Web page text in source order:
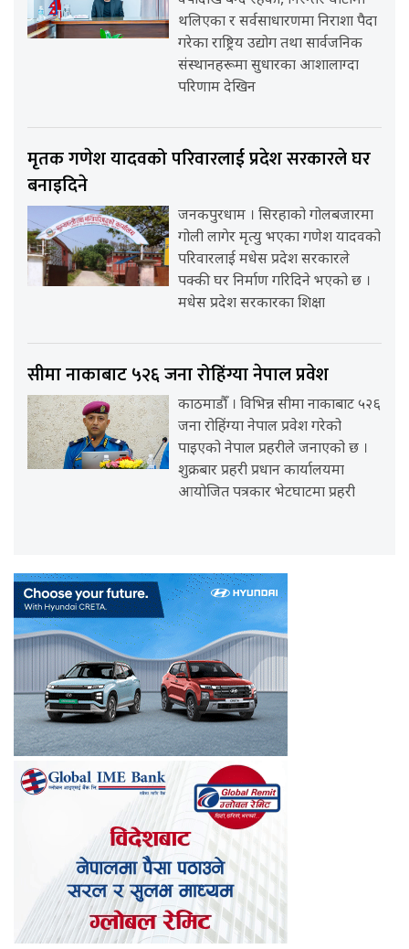
थलिएका र सर्वसाधारणमा निराशा पैदा
गरेका राष्ट्रिय उद्योग तथा सार्वजनिक
संस्थानहरूमा सुधारका आशालाग्दा
परिणाम देखिन
मृतक गणेश यादवको परिवारलाई प्रदेश सरकारले घर
बनाइदिने
जनकपुरधाम । सिरहाको गोलबजारमा
गोली लागेर मृत्यु भएका गणेश यादवको
परिवारलाई मधेस प्रदेश सरकारले
पक्की घर निर्माण गरिदिने भएको छ ।
मधेस प्रदेश सरकारका शिक्षा
सीमा नाकाबाट ५२६ जना रोहिंग्या नेपाल प्रवेश
काठमाडौँ । विभिन्न सीमा नाकाबाट ५२६
जना रोहिंग्या नेपाल प्रवेश गरेको
पाइएको नेपाल प्रहरीले जनाएको छ ।
शुक्रबार प्रहरी प्रधान कार्यालयमा
आयोजित पत्रकार भेटघाटमा प्रहरी